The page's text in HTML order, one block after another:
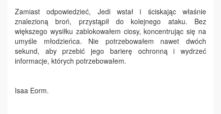
Zamiast odpowiedzieć, Jedi wstał i ściskając właśnie
znalezioną broń, przystąpił do kolejnego ataku. Bez
większego wysiłku zablokowałem ciosy, koncentrując się na
umyśle młodzieńca. Nie potrzebowałem nawet dwóch
sekund, aby przebić jego barierę ochronną i wydrzeć
informacje, których potrzebowałem.
Isaa Eorm.